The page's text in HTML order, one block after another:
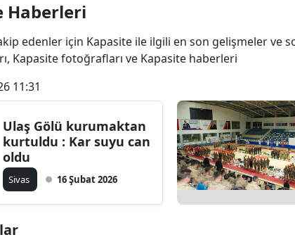
Artvin
Balıkesir
Bilecik
Bitlis
Haberleri
edenler için Kapasite ile ilgili en son gelişmeler ve
Kapasite fotoğrafları ve Kapasite haberleri
11:31
Ulaş Gölü kurumaktan
kurtuldu : Kar suyu can
oldu
Sivas 16 Şubat 2026